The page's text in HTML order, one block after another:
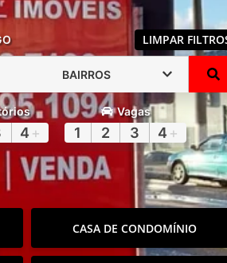
LIMPAR
BAIRROS
4 +
Vagas
1 2 3 4 +
CASA DE CONDOMÍNIO